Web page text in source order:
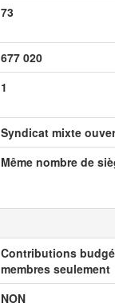
73
677 020
1
Syndicat mixte
Même nombre de
Contributions
membres seulement
NON